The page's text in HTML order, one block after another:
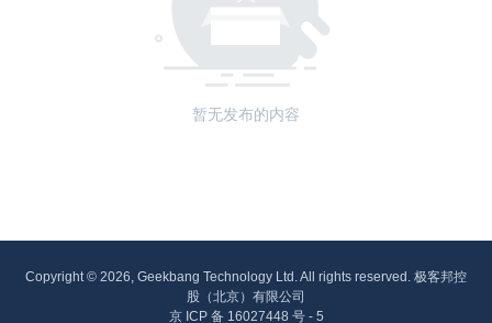
暂无发布的内容
Copyright © 2026, Geekbang Technology Ltd. All rights reserved. 极客邦控
股（北京）有限公司
京 ICP 备 16027448 号 - 5